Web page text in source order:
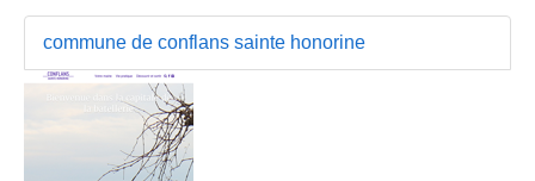
commune de conflans sainte honorine